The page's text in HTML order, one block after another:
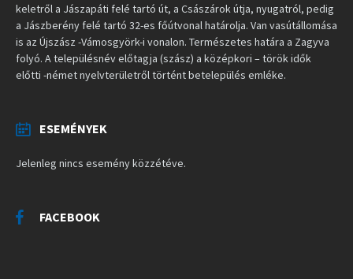
keletről a Jászapáti felé tartó út, a Császárok útja, nyugatról, pedig
a Jászberény felé tartó 32-es főútvonal határolja. Van vasútállomása
is az Újszász -Vámosgyörk-i vonalon. Természetes határa a Zagyva
folyó. A településnév előtagja (szász) a középkori – török idők
előtti -német nyelvterületről történt betelepülés emléke.
ESEMÉNYEK
Jelenleg nincs esemény közzétéve.
FACEBOOK